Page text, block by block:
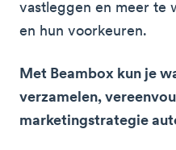
vastleggen en meer te
en hun voorkeuren.
Met Beambox kun je
verzamelen,
marketingstrategie